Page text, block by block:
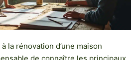
la rénovation d’une maison